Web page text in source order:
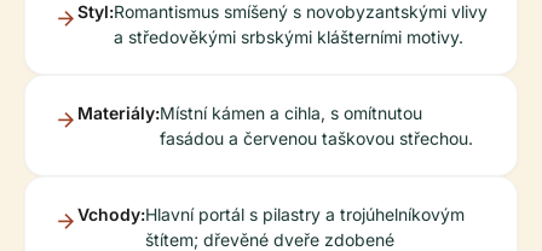
Styl:Romantismus smíšený s novobyzantskými vlivy
a středověkými srbskými klášterními motivy.
Materiály:Místní kámen a cihla, s omítnutou
fasádou a červenou taškovou střechou.
Vchody:Hlavní portál s pilastry a trojúhelníkovým
štítem; dřevěné dveře zdobené